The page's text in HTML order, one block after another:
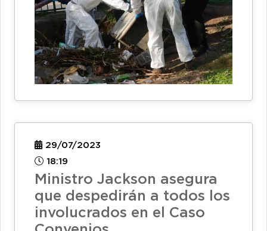
29/07/2023
18:19
Ministro Jackson asegura
que despedirán a todos los
involucrados en el Caso